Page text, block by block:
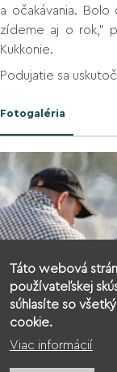
a očakávania.
zídeme aj o rok,”
Kukkonie.
Podujatie sa
Fotogaléria
Táto webová
používateľskej
súhlasíte so
cookie.
Viac informácií